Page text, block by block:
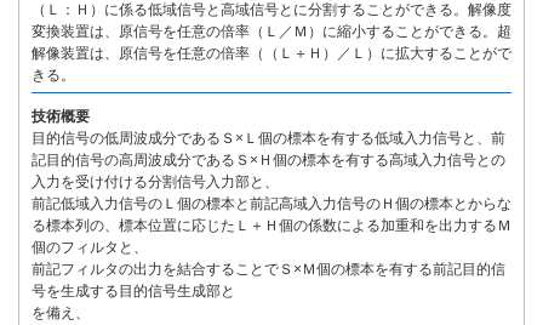
（Ｌ：Ｈ）に係る低域信号と高域信号とに分割することができる。解像度
変換装置は、原信号を任意の倍率（Ｌ／Ｍ）に縮小することができる。超
解像装置は、原信号を任意の倍率（（Ｌ＋Ｈ）／Ｌ）に拡大することがで
きる。
技術概要
目的信号の低周波成分であるＳ×Ｌ個の標本を有する低域入力信号と、前
記目的信号の高周波成分であるＳ×Ｈ個の標本を有する高域入力信号との
入力を受け付ける分割信号入力部と、
前記低域入力信号のＬ個の標本と前記高域入力信号のＨ個の標本とからな
る標本列の、標本位置に応じたＬ＋Ｈ個の係数による加重和を出力するＭ
個のフィルタと、
前記フィルタの出力を結合することでＳ×Ｍ個の標本を有する前記目的信
号を生成する目的信号生成部と
を備え、